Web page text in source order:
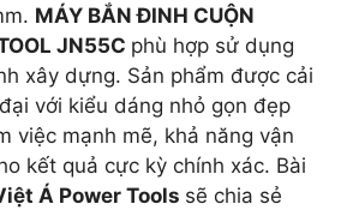
MÁY BẮN ĐINH CUỘN
JN55C phù hợp sử dụng
xây dựng. Sản phẩm được cải
với kiểu dáng nhỏ gọn đẹp
việc mạnh mẽ, khả năng vận
kết quả cực kỳ chính xác. Bài
Á Power Tools sẽ chia sẻ